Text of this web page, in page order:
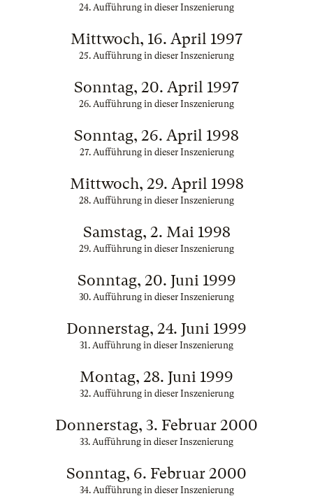
24. Aufführung in dieser Inszenierung
Mittwoch, 16. April 1997
25. Aufführung in dieser Inszenierung
Sonntag, 20. April 1997
26. Aufführung in dieser Inszenierung
Sonntag, 26. April 1998
27. Aufführung in dieser Inszenierung
Mittwoch, 29. April 1998
28. Aufführung in dieser Inszenierung
Samstag, 2. Mai 1998
29. Aufführung in dieser Inszenierung
Sonntag, 20. Juni 1999
30. Aufführung in dieser Inszenierung
Donnerstag, 24. Juni 1999
31. Aufführung in dieser Inszenierung
Montag, 28. Juni 1999
32. Aufführung in dieser Inszenierung
Donnerstag, 3. Februar 2000
33. Aufführung in dieser Inszenierung
Sonntag, 6. Februar 2000
34. Aufführung in dieser Inszenierung